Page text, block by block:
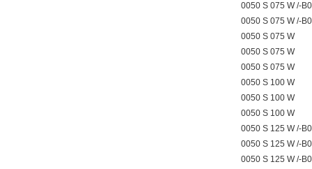
0050 S 075 W /-
0050 S 075 W /-
0050 S 075 W
0050 S 075 W
0050 S 075 W
0050 S 100 W
0050 S 100 W
0050 S 100 W
0050 S 125 W /-
0050 S 125 W /-
0050 S 125 W /-